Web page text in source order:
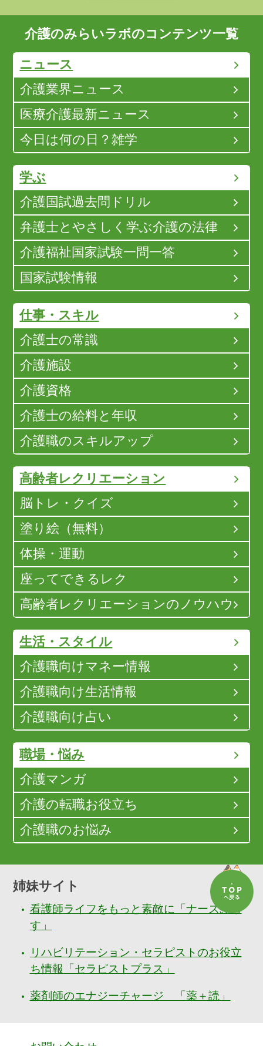
介護のみらいラボのコンテンツ一覧
ニュース
介護業界ニュース
医療介護最新ニュース
今日は何の日？雑学
学ぶ
介護国試過去問ドリル
弁護士とやさしく学ぶ介護の法律
介護福祉国家試験一問一答
国家試験情報
仕事・スキル
介護士の常識
介護施設
介護資格
介護士の給料と年収
介護職のスキルアップ
高齢者レクリエーション
脳トレ・クイズ
塗り絵（無料）
体操・運動
座ってできるレク
高齢者レクリエーションのノウハウ
生活・スタイル
介護職向けマネー情報
介護職向け生活情報
介護職向け占い
職場・悩み
介護マンガ
介護の転職お役立ち
介護職のお悩み
姉妹サイト
看護師ライフをもっと素敵に「ナースぷら
す」
リハビリテーション・セラピストのお役立
ち情報「セラピストプラス」
薬剤師のエナジーチャージ 「薬＋読」